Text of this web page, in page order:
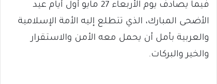
فيما يصادف يوم الأربعاء 27 مايو أول أيام عيد
الأضحى المبارك، الذي تتطلع إليه الأمة الإسلامية
والعربية بأمل أن يحمل معه الأمن والاستقرار
والخير والبركات.